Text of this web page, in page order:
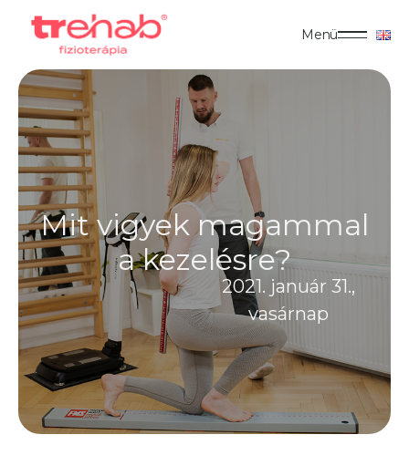
Menü
2021. január 31.,
vasárnap
Mit vigyek magammal
a kezelésre?